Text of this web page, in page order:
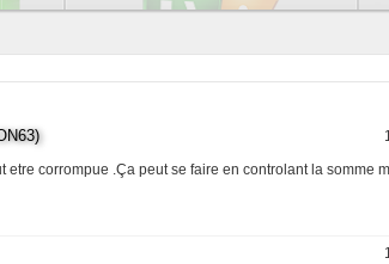
corrompue .Ça peut se faire en controlant la somme